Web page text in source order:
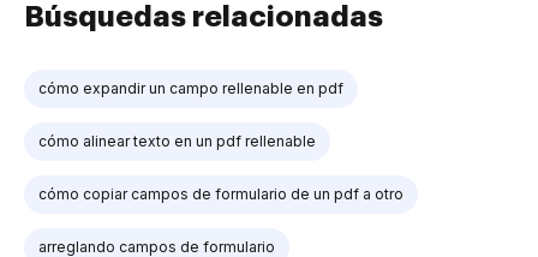
Búsquedas relacionadas
cómo expandir un campo rellenable en pdf
cómo alinear texto en un pdf rellenable
cómo copiar campos de formulario de un pdf a otro
arreglando campos de formulario